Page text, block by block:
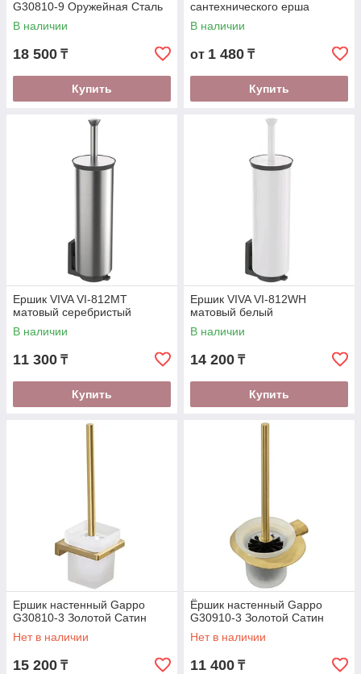
G30810-9 Оружейная Сталь
В наличии
18 500 ₸
Купить
сантехнического ерша
В наличии
от 1 480 ₸
Купить
Ершик VIVA VI-812MT
матовый серебристый
В наличии
11 300 ₸
Купить
Ершик VIVA VI-812WH
матовый белый
В наличии
14 200 ₸
Купить
Ершик настенный Gappo
G30810-3 Золотой Сатин
Нет в наличии
15 200 ₸
Ёршик настенный Gappo
G30910-3 Золотой Сатин
Нет в наличии
11 400 ₸